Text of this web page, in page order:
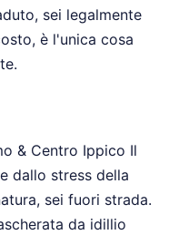
sei legalmente
è l'unica cosa
& Centro Ippico Il
dallo stress della
sei fuori strada.
da idillio